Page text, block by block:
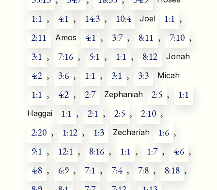
1:1 , 4:1 , 14:3 , 10:4 Joel 1:1 ,
2:11
Amos 4:1 , 3:7 , 8:11 , 7:10 ,
3:1 , 7:16 , 5:1 , 1:1 , 8:12 Jonah
4:2 , 3:6 , 1:1 , 3:1 , 3:3 Micah
1:1 , 4:2 , 2:7 Zephaniah 2:5 , 1:1
Haggai 1:1 , 2:1 , 2:5 , 2:10 ,
2:20 , 1:12 , 1:3 Zechariah 1:6 ,
9:1 , 12:1 , 8:16 , 1:1 , 1:7 , 4:6 ,
4:8 , 6:9 , 7:1 , 7:4 , 7:8 , 8:18 ,